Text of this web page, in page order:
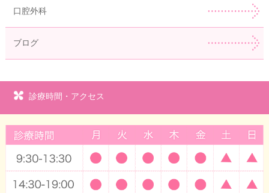
口腔外科
ブログ
診療時間・アクセス